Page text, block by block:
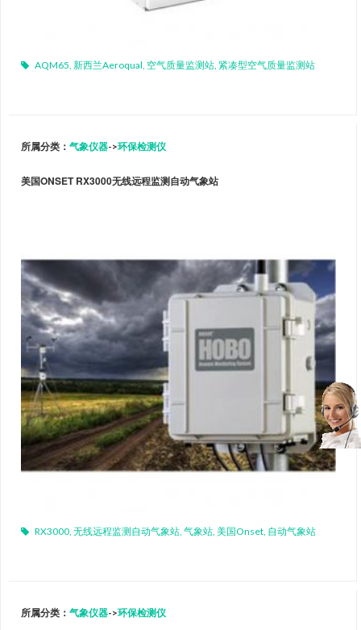
AQM65 新西兰Aeroqual 空气质量监测站 紧凑型空气质量监测站
所属分类： 气象仪器->环保检测仪
美国ONSET RX3000无线远程监测自动气象站
RX3000 无线远程监测自动气象站 气象站 美国Onset 自动气象站
所属分类： 气象仪器->环保检测仪